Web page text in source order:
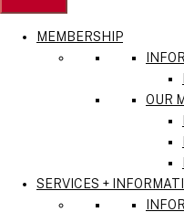
MEMBERSHIP
OUR
SERVICES +